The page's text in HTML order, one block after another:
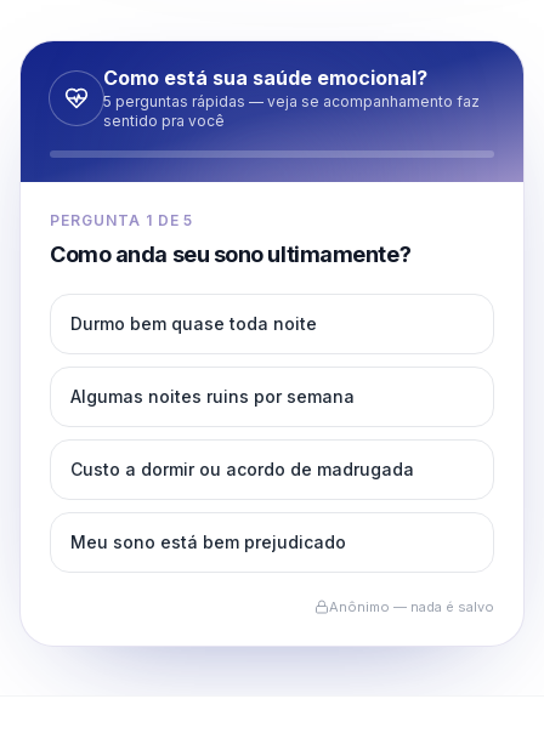
Como está sua saúde emocional?
5 perguntas rápidas — veja se acompanhamento faz
sentido pra você
PERGUNTA 1 DE5
Como anda seu sono ultimamente?
Durmo bem quase toda noite
Algumas noites ruins por semana
Custo a dormir ou acordo de madrugada
Meu sono está bem prejudicado
Anônimo — nada é salvo